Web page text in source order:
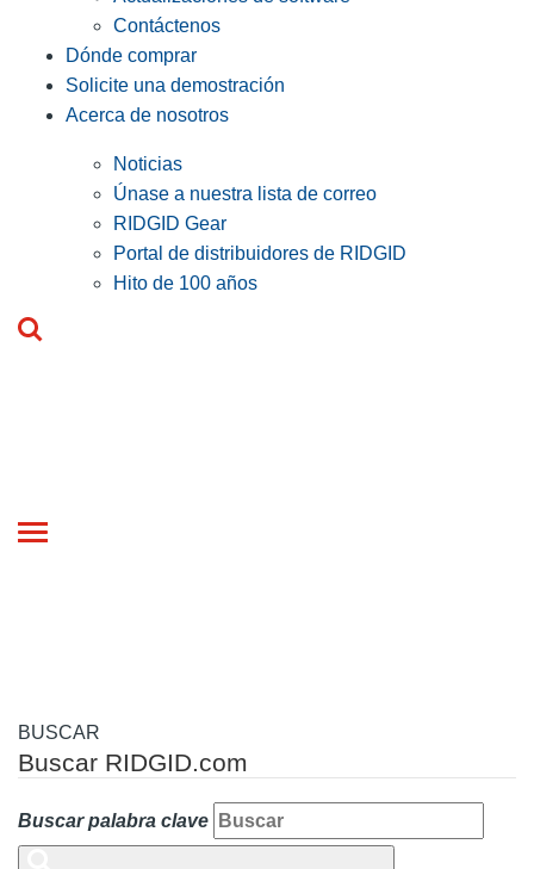
Contáctenos
Dónde comprar
Solicite una demostración
Acerca de nosotros
Noticias
Únase a nuestra lista de correo
RIDGID Gear
Portal de distribuidores de RIDGID
Hito de 100 años
Toggle
BUSCAR
Buscar RIDGID.com
Buscar palabra clave